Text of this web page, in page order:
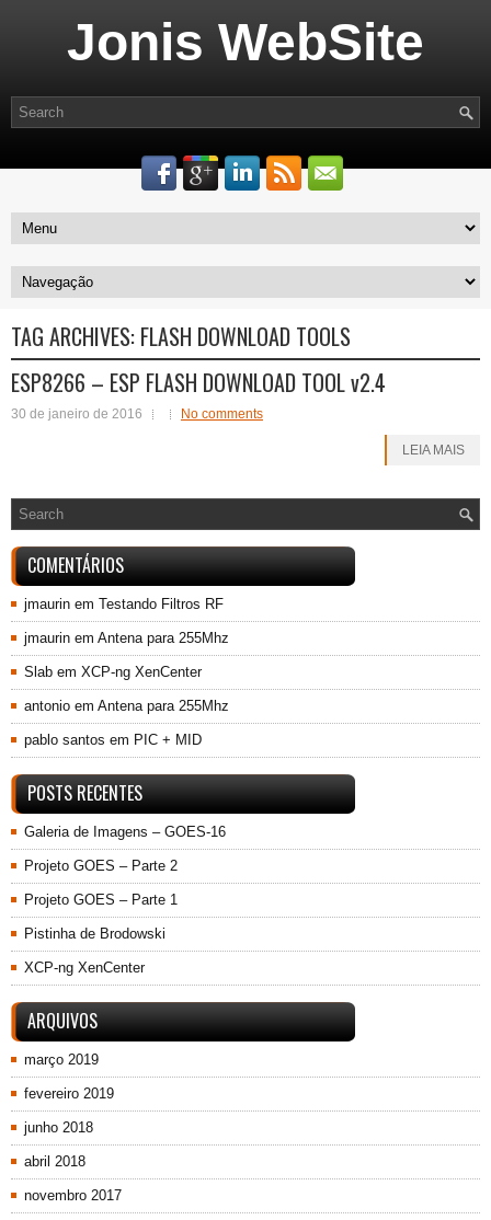
Jonis WebSite
TAG ARCHIVES: FLASH DOWNLOAD TOOLS
ESP8266 – ESP FLASH DOWNLOAD TOOL v2.4
30 de janeiro de 2016 No comments
LEIA MAIS
COMENTÁRIOS
jmaurin em Testando Filtros RF
jmaurin em Antena para 255Mhz
Slab em XCP-ng XenCenter
antonio em Antena para 255Mhz
pablo santos em PIC + MID
POSTS RECENTES
Galeria de Imagens – GOES-16
Projeto GOES – Parte 2
Projeto GOES – Parte 1
Pistinha de Brodowski
XCP-ng XenCenter
ARQUIVOS
março 2019
fevereiro 2019
junho 2018
abril 2018
novembro 2017